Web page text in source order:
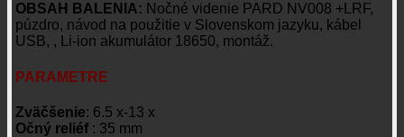
OBSAH BALENIA: Nočné videnie PARD NV008 +LRF,
púzdro, návod na použitie v Slovenskom jazyku, kábel
USB, , Li-ion akumulátor 18650, montáž.
PARAMETRE
Zväčšenie: 6.5 x-13 x
Očný reliéf : 35 mm